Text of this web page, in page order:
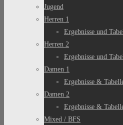
Jugend
Herren 1
Ergebnisse und
Herren 2
Ergebnisse und
Damen 1
Ergebnisse &
Damen 2
Ergebnisse &
Mixed / BFS